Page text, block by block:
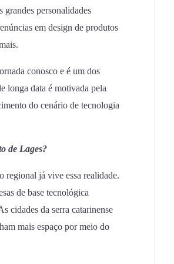
personalidades
em design de produtos
conosco e é um dos
longa data é motivada pela
do cenário de tecnologia
de Lages?
regional já vive essa realidade.
de base tecnológica
cidades da serra catarinense
mais espaço por meio do